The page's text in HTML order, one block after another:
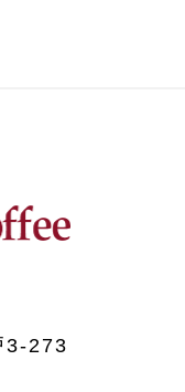
3-273